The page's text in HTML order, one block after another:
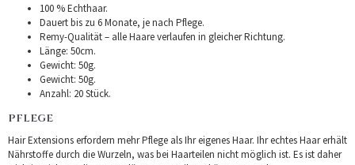
100 % Echthaar.
Dauert bis zu 6 Monate, je nach Pflege.
Remy-Qualität – alle Haare verlaufen in gleicher Richtung.
Länge: 50cm.
Gewicht: 50g.
Gewicht: 50g.
Anzahl: 20 Stück.
PFLEGE
Hair Extensions erfordern mehr Pflege als Ihr eigenes Haar. Ihr echtes Haar erhält
Nährstoffe durch die Wurzeln, was bei Haarteilen nicht möglich ist. Es ist daher